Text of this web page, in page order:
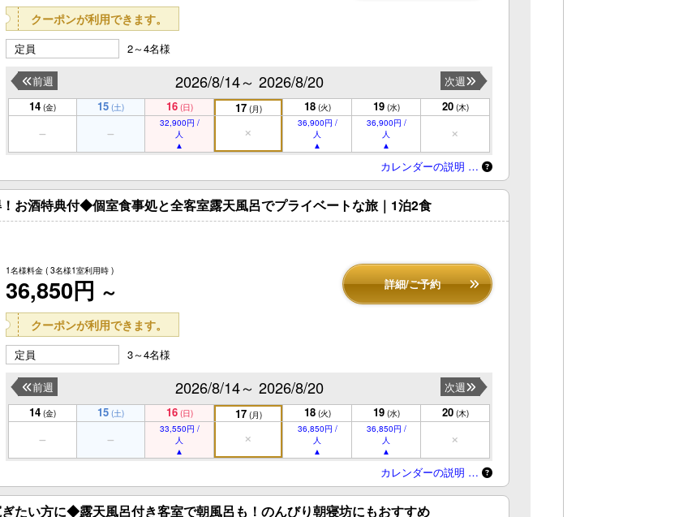
クーポンが利用できます。
定員 2～4名様
2026/8/14～ 2026/8/20
前週
次週
14 (金) 15 (土) 16 (日) 17 (月) 18 (火) 19 (水) 20 (木)
32,900円 /
人
36,900円 /
人
36,900円 /
人
カレンダーの説明 …
！お酒特典付◆個室食事処と全客室露天風呂でプライベートな旅｜1泊2食
1名様料金 ( 3名様1室利用時 )
36,850円 ～ 詳細/ご予約
クーポンが利用できます。
定員 3～4名様
2026/8/14～ 2026/8/20
前週
次週
14 (金) 15 (土) 16 (日) 17 (月) 18 (火) 19 (水) 20 (木)
33,550円 /
人
36,850円 /
人
36,850円 /
人
カレンダーの説明 …
ぎたい方に◆露天風呂付き客室で朝風呂も！のんびり朝寝坊にもおすすめ